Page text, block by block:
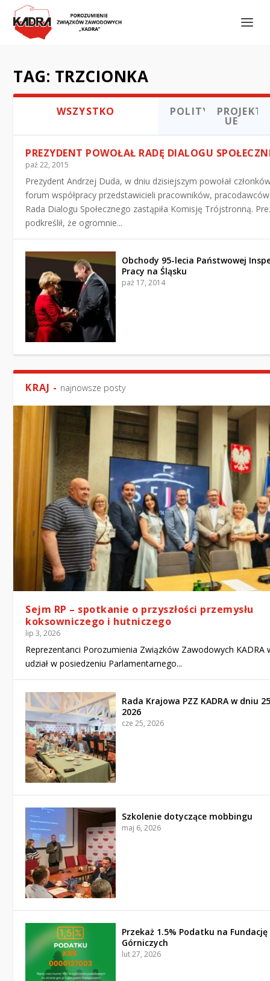
TAG: TRZCIONKA
WSZYSTKO POLITYKAPROJEKTY
UE
PREZYDENT POWOŁAŁ RADĘ DIALOGU
paź 22, 2015
Prezydent Andrzej Duda, w dniu dzisiejszym powołał
forum współpracy przedstawicieli pracowników,
Rada Dialogu Społecznego zastąpiła Komisję Trójstronną.
podkreślił, że ogromnie...
Obchody 95-lecia Państwowej
Pracy na Śląsku
paź 17, 2014
KRAJ - najnowsze posty
Sejm RP – spotkanie o przyszłości przemysłu
koksowniczego i hutniczego
lip 3, 2026
Reprezentanci Porozumienia Związków Zawodowych KADRA
udział w posiedzeniu Parlamentarnego...
Rada Krajowa PZZ KADRA w dniu
2026
cze 25, 2026
Szkolenie dotyczące mobbingu
maj 6, 2026
Przekaż 1.5% Podatku na
Górniczych
lut 27, 2026